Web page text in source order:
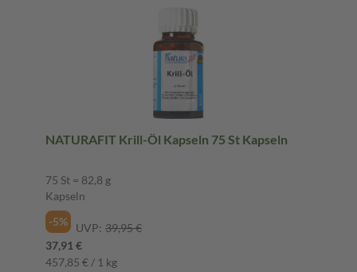
NATURAFIT Krill-Öl Kapseln 75 St Kapseln
75 St = 82,8 g
Kapseln
-5%
UVP: 39,95 €
37,91 €
457,85 € / 1 kg